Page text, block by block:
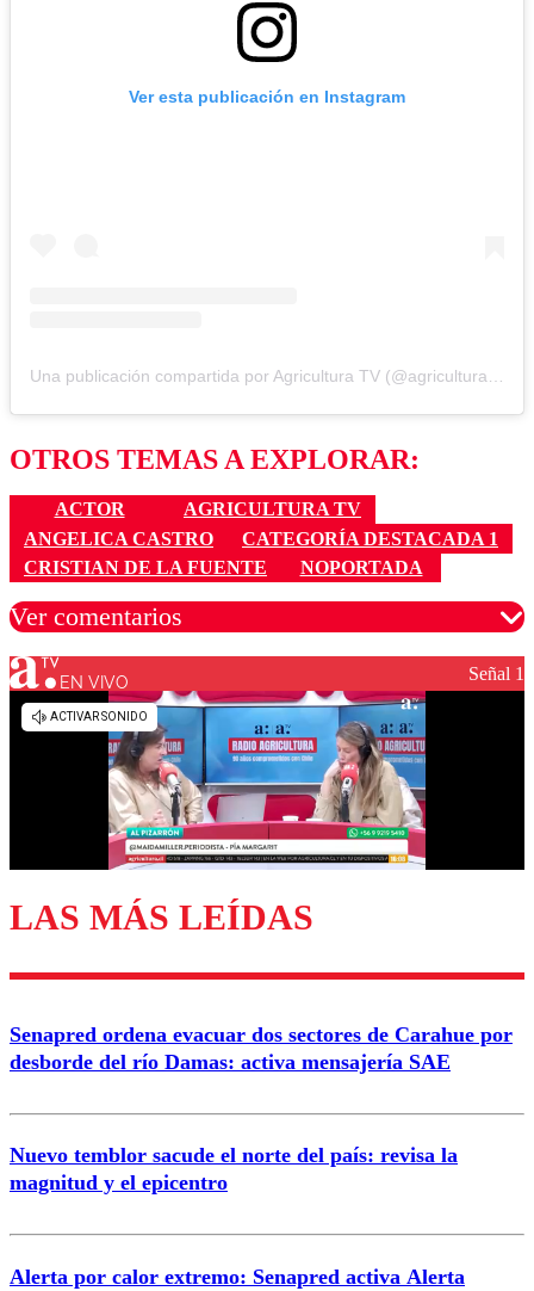
Ver esta publicación en Instagram
OTROS TEMAS A EXPLORAR:
ACTOR
AGRICULTURA TV
ANGELICA CASTRO
CATEGORÍA DESTACADA 1
CRISTIAN DE LA FUENTE
NOPORTADA
Ver comentarios
Los comentarios son moderados para garantizar un
diálogo respetuoso.
Enviar comentario
EN VIVO Señal 1
LAS MÁS LEÍDAS
Senapred ordena evacuar dos sectores de Carahue por
desborde del río Damas: activa mensajería SAE
Nuevo temblor sacude el norte del país: revisa la
magnitud y el epicentro
Alerta por calor extremo: Senapred activa Alerta